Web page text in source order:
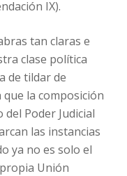
IX).
tan claras e
clase política
de tildar de
la composición
Poder Judicial
las instancias
ya no es solo el
Unión